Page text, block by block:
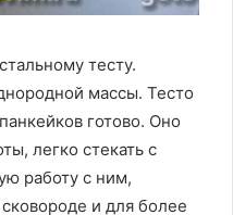
тесту.
массы. Тесто
готово. Оно
легко стекать с
работу с ним,
и для более